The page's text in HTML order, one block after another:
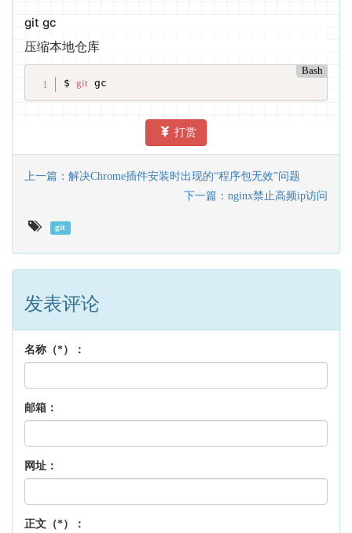
git gc
压缩本地仓库
Bash
$ git gc
打赏
上一篇：解决Chrome插件安装时出现的“程序包无效”问题
下一篇：nginx禁止高频ip访问
git
发表评论
名称（*）：
邮箱：
网址：
正文（*）：